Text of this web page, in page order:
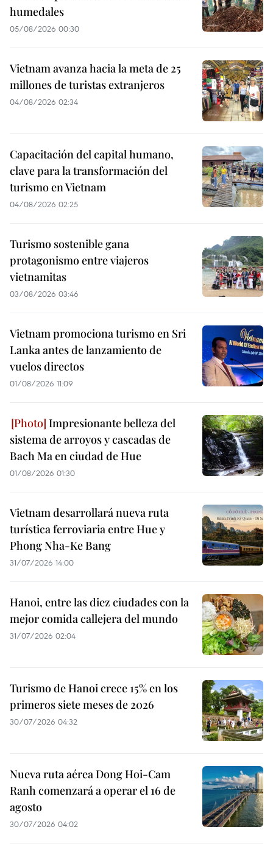
humedales
05/08/2026 00:30
Vietnam avanza hacia la meta de 25
millones de turistas extranjeros
04/08/2026 02:34
Capacitación del capital humano,
clave para la transformación del
turismo en Vietnam
04/08/2026 02:25
Turismo sostenible gana
protagonismo entre viajeros
vietnamitas
03/08/2026 03:46
Vietnam promociona turismo en Sri
Lanka antes de lanzamiento de
vuelos directos
01/08/2026 11:09
Impresionante belleza del
sistema de arroyos y cascadas de
Bach Ma en ciudad de Hue
01/08/2026 01:30
Vietnam desarrollará nueva ruta
turística ferroviaria entre Hue y
Phong Nha-Ke Bang
31/07/2026 14:00
Hanoi, entre las diez ciudades con la
mejor comida callejera del mundo
31/07/2026 02:04
Turismo de Hanoi crece 15% en los
primeros siete meses de 2026
30/07/2026 04:32
Nueva ruta aérea Dong Hoi-Cam
Ranh comenzará a operar el 16 de
agosto
30/07/2026 04:02